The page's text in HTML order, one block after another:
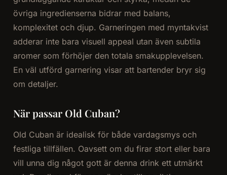
övriga ingredienserna bidrar med balans,
komplexitet och djup. Garneringen med myntakvist
adderar inte bara visuell appeal utan även subtila
aromer som förhöjer den totala smakupplevelsen.
En väl utförd garnering visar att bartender bryr sig
om detaljer.
När passar Old Cuban?
Old Cuban är idealisk för både vardagsmys och
festliga tillfällen. Oavsett om du firar stort eller bara
vill unna dig något gott är denna drink ett utmärkt